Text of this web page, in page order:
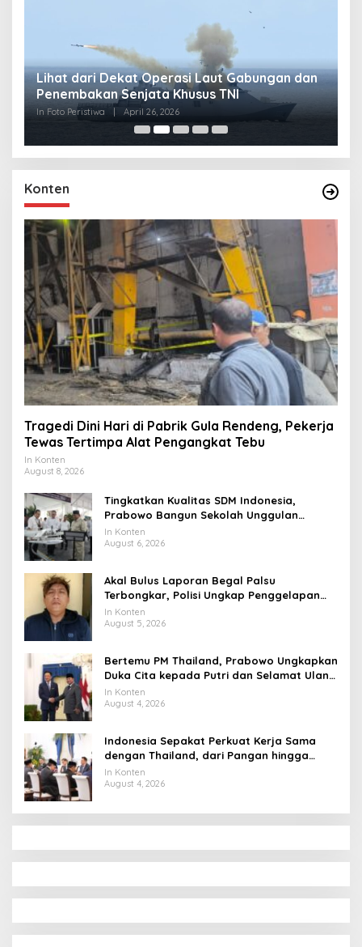
Lihat dari Dekat Operasi Laut Gabungan dan
Penembakan Senjata Khusus TNI
In Foto Peristiwa April 26, 2026
Konten
Tragedi Dini Hari di Pabrik Gula Rendeng, Pekerja
Tewas Tertimpa Alat Pengangkat Tebu
In Konten
August 8, 2026
Tingkatkan Kualitas SDM Indonesia,
Prabowo Bangun Sekolah Unggulan
hingga Undang Universitas Terbaik Dunia
In Konten
August 6, 2026
Akal Bulus Laporan Begal Palsu
Terbongkar, Polisi Ungkap Penggelapan
Uang Perusahaan untuk Crypto
In Konten
August 5, 2026
Bertemu PM Thailand, Prabowo Ungkapkan
Duka Cita kepada Putri dan Selamat Ulang
Tahun ke Raja Thailand
In Konten
August 4, 2026
Indonesia Sepakat Perkuat Kerja Sama
dengan Thailand, dari Pangan hingga
Ekonomi Digital
In Konten
August 4, 2026